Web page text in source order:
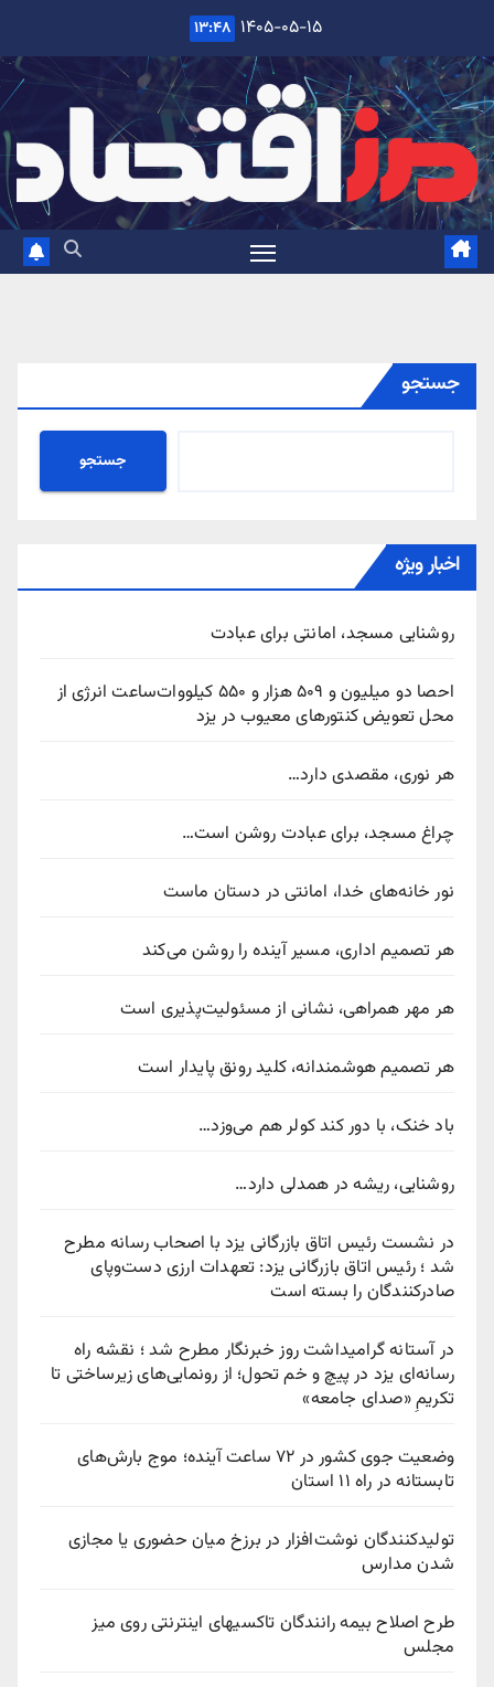
content
۱۴۰۵-۰۵-۱۵ ۱۳:۴۸
جستجو
جستجو
اخبار ویژه
روشنایی مسجد، امانتی برای عبادت
احصا دو میلیون و ۵۰۹ هزار و ۵۵۰ کیلووات‌ساعت انرژی از
محل تعویض کنتورهای معیوب در یزد
هر نوری، مقصدی دارد…
چراغ مسجد، برای عبادت روشن است…
نور خانه‌های خدا، امانتی در دستان ماست
هر تصمیم اداری، مسیر آینده را روشن می‌کند
هر مهر همراهی، نشانی از مسئولیت‌پذیری است
هر تصمیم هوشمندانه، کلید رونق پایدار است
باد خنک، با دور کند کولر هم می‌وزد…
روشنایی، ریشه در همدلی دارد…
در نشست رئیس اتاق بازرگانی یزد با اصحاب رسانه مطرح
شد ؛ رئیس اتاق بازرگانی یزد: تعهدات ارزی دست‌وپای
صادرکنندگان را بسته است
در آستانه گرامیداشت روز خبرنگار مطرح شد ؛ نقشه راه
رسانه‌ای یزد در پیچ‌ و خم تحول؛ از رونمایی‌های زیرساختی تا
تکریمِ «صدای جامعه»
وضعیت جوی کشور در ۷۲ ساعت آینده؛ موج بارش‌های
تابستانه در راه ۱۱ استان
تولیدکنندگان نوشت‌افزار در برزخ میان حضوری یا مجازی
شدن مدارس
طرح اصلاح بیمه رانندگان تاکسیهای اینترنتی روی میز
مجلس